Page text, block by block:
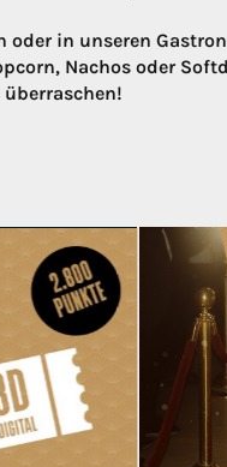
in unseren
Nachos oder